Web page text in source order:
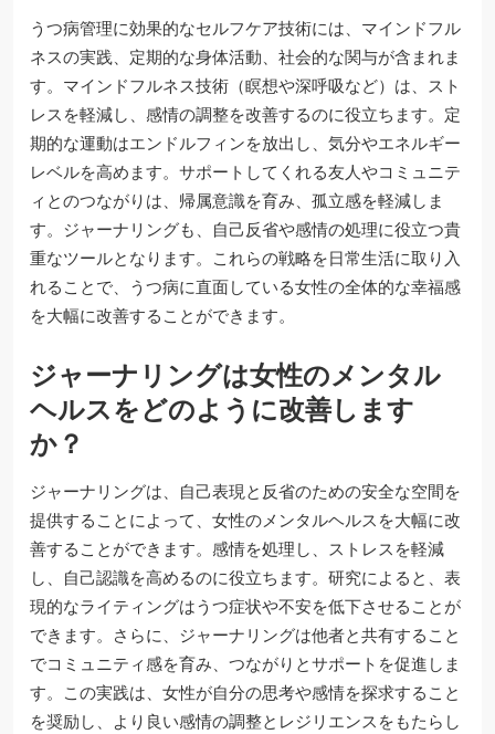
うつ病管理に効果的なセルフケア技術には、マインドフル
ネスの実践、定期的な身体活動、社会的な関与が含まれま
す。マインドフルネス技術（瞑想や深呼吸など）は、スト
レスを軽減し、感情の調整を改善するのに役立ちます。定
期的な運動はエンドルフィンを放出し、気分やエネルギー
レベルを高めます。サポートしてくれる友人やコミュニテ
ィとのつながりは、帰属意識を育み、孤立感を軽減しま
す。ジャーナリングも、自己反省や感情の処理に役立つ貴
重なツールとなります。これらの戦略を日常生活に取り入
れることで、うつ病に直面している女性の全体的な幸福感
を大幅に改善することができます。
ジャーナリングは女性のメンタル
ヘルスをどのように改善します
か？
ジャーナリングは、自己表現と反省のための安全な空間を
提供することによって、女性のメンタルヘルスを大幅に改
善することができます。感情を処理し、ストレスを軽減
し、自己認識を高めるのに役立ちます。研究によると、表
現的なライティングはうつ症状や不安を低下させることが
できます。さらに、ジャーナリングは他者と共有すること
でコミュニティ感を育み、つながりとサポートを促進しま
す。この実践は、女性が自分の思考や感情を探求すること
を奨励し、より良い感情の調整とレジリエンスをもたらし